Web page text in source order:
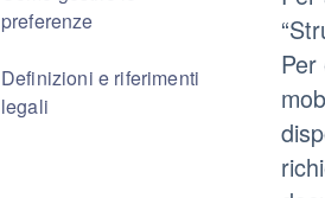
preferenze
Definizioni e riferimenti
legali